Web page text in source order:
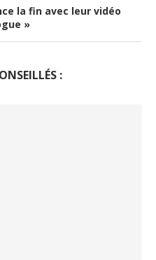
la fin avec leur vidéo
»
: